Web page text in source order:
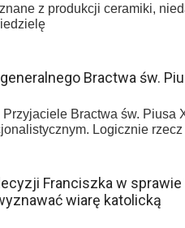
z produkcji ceramiki,
Bractwa św.
Przyjaciele Bractwa św. Piusa
Logicznie rzecz
Franciszka w
wiarę katolicką